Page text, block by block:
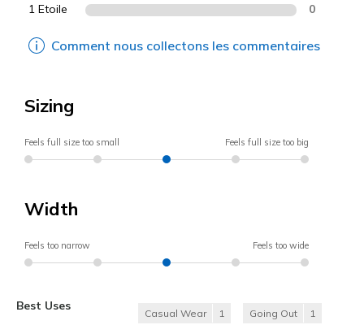
1 Etoile 0
Comment nous collectons les commentaires
Sizing
Feels full size too small Feels full size too big
Width
Feels too narrow Feels too wide
Best Uses
Casual Wear 1 Going Out 1